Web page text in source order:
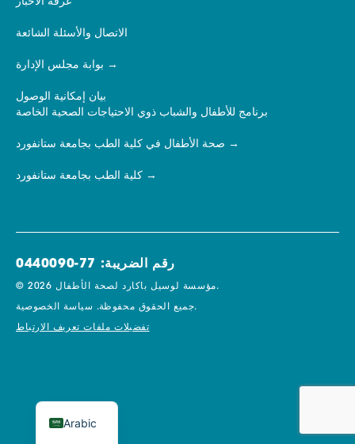
الاتصال والأسئلة الشائعة
بوابة مجلس الإدارة
بيان إمكانية الوصول
برنامج للأطفال والشباب ذوي الاحتياجات الصحية الخاصة
صحة الأطفال في كلية الطب بجامعة ستانفورد
كلية الطب بجامعة ستانفورد
رقم الضريبة: 77-0440090
© 2026 مؤسسة لوسيل باكارد لصحة الأطفال.
جميع الحقوق محفوظة.سياسة الخصوصية.
تفضيلات ملفات تعريف الارتباط
Arabic